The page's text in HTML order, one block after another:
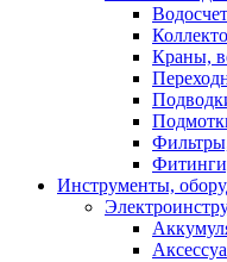
Краны,
Инструменты,